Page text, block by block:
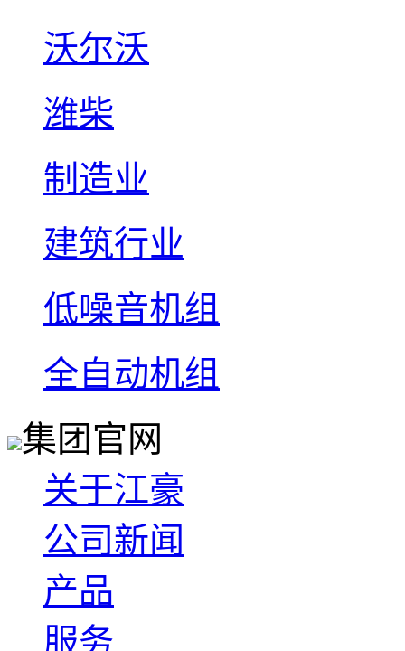
沃尔沃
潍柴
制造业
建筑行业
低噪音机组
全自动机组
集团官网
关于江豪
公司新闻
产品
服务